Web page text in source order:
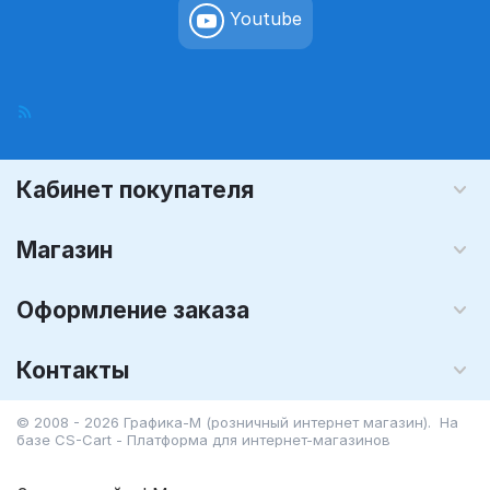
Youtube
Кабинет покупателя
Магазин
Оформление заказа
Контакты
© 2008 - 2026 Графика-М (розничный интернет магазин). На
базе CS-Cart - Платформа для интернет-магазинов